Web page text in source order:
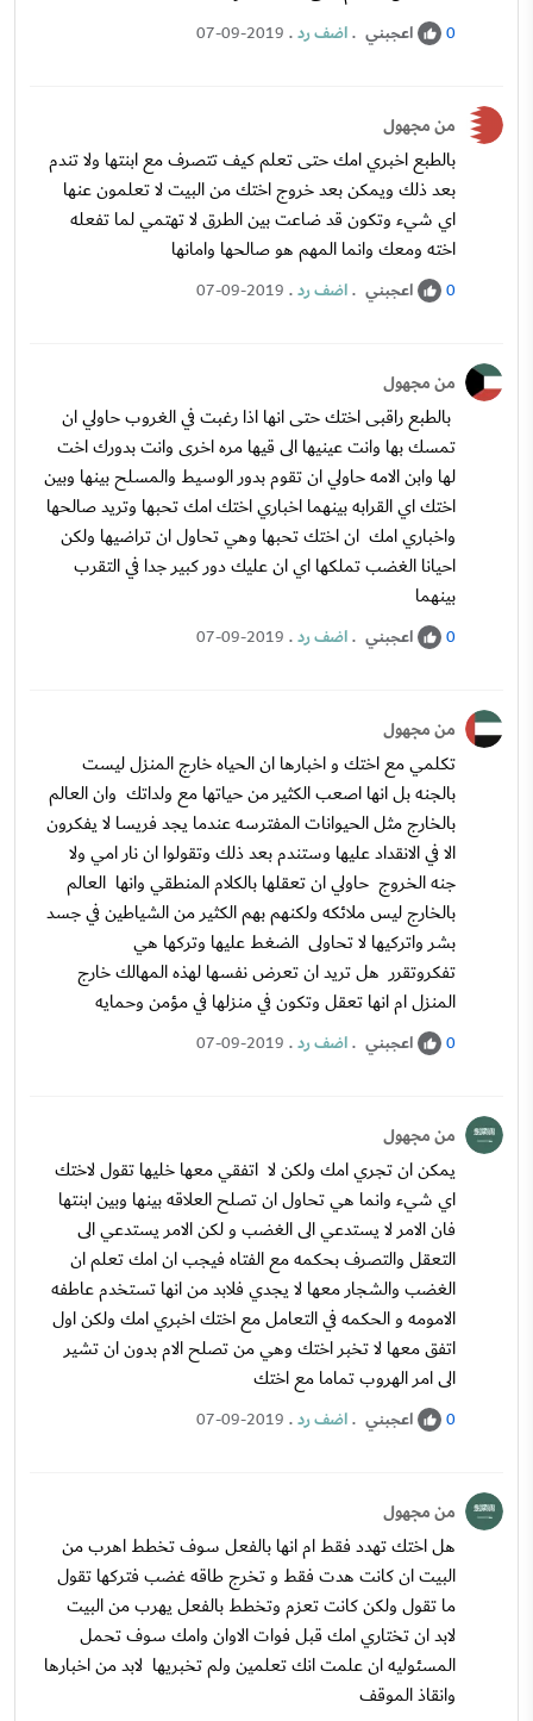
0 اعجبني .اضف رد.
07-09-2019
من مجهول
بالطبع اخبري امك حتى تعلم كيف تتصرف مع ابنتها ولا تندم
بعد ذلك ويمكن بعد خروج اختك من البيت لا تعلمون عنها
اي شيء وتكون قد ضاعت بين الطرق لا تهتمي لما تفعله
اخته ومعك وانما المهم هو صالحها وامانها
0 اعجبني .اضف رد.
07-09-2019
من مجهول
بالطبع راقبى اختك حتى انها اذا رغبت في الغروب حاولي ان
تمسك بها وانت عينيها الى قيها مره اخرى وانت بدورك اخت
لها وابن الامه حاولي ان تقوم بدور الوسيط والمسلح بينها وبين
اختك اي القرابه بينهما اخباري اختك امك تحبها وتريد صالحها
واخباري امك ان اختك تحبها وهي تحاول ان تراضيها ولكن
احيانا الغضب تملكها اي ان عليك دور كبير جدا في التقرب
بينهما
0 اعجبني .اضف رد.
07-09-2019
من مجهول
تكلمي مع اختك و اخبارها ان الحياه خارج المنزل ليست
بالجنه بل انها اصعب الكثير من حياتها مع ولداتك وان العالم
بالخارج مثل الحيوانات المفترسه عندما يجد فريسا لا يفكرون
الا في الانقداد عليها وستندم بعد ذلك وتقولوا ان نار امي ولا
جنه الخروج حاولي ان تعقلها بالكلام المنطقي وانها العالم
بالخارج ليس ملائكه ولكنهم بهم الكثير من الشياطين في جسد
بشر واتركيها لا تحاولى الضغط عليها وتركها هي
تفكروتقرر هل تريد ان تعرض نفسها لهذه المهالك خارج
المنزل ام انها تعقل وتكون في منزلها في مؤمن وحمايه
0 اعجبني .اضف رد.
07-09-2019
من مجهول
يمكن ان تجري امك ولكن لا اتفقي معها خليها تقول لاختك
اي شيء وانما هي تحاول ان تصلح العلاقه بينها وبين ابنتها
فان الامر لا يستدعي الى الغضب و لكن الامر يستدعي الى
التعقل والتصرف بحكمه مع الفتاه فيجب ان امك تعلم ان
الغضب والشجار معها لا يجدي فلابد من انها تستخدم عاطفه
الامومه و الحكمه في التعامل مع اختك اخبري امك ولكن اول
اتفق معها لا تخبر اختك وهي من تصلح الام بدون ان تشير
الى امر الهروب تماما مع اختك
0 اعجبني .اضف رد.
07-09-2019
من مجهول
هل اختك تهدد فقط ام انها بالفعل سوف تخطط اهرب من
البيت ان كانت هدت فقط و تخرج طاقه غضب فتركها تقول
ما تقول ولكن كانت تعزم وتخطط بالفعل يهرب من البيت
لابد ان تختاري امك قبل فوات الاوان وامك سوف تحمل
المسئوليه ان علمت انك تعلمين ولم تخبريها لابد من اخبارها
وانقاذ الموقف